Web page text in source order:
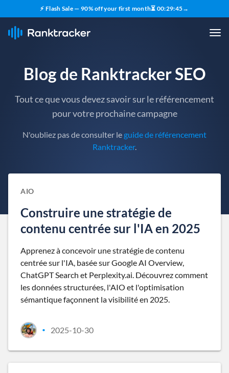
⚡ Flash Sale — 90% off your first month⏳ 00:29:44→
Blog de Ranktracker SEO
Tout ce que vous devez savoir sur le référencement
pour votre prochaine campagne
N'oubliez pas de consulter le guide de référencement
Ranktracker.
AIO
Construire une stratégie de
contenu centrée sur l'IA en 2025
Apprenez à concevoir une stratégie de contenu
centrée sur l'IA, basée sur Google AI Overview,
ChatGPT Search et Perplexity.ai. Découvrez comment
les données structurées, l'AIO et l'optimisation
sémantique façonnent la visibilité en 2025.
• 2025-10-30